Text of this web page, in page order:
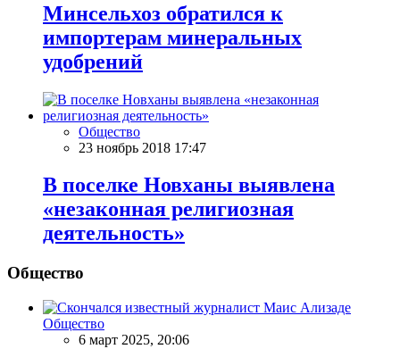
Минсельхоз обратился к
импортерам минеральных
удобрений
Общество
23 ноябрь 2018 17:47
В поселке Новханы выявлена
«незаконная религиозная
деятельность»
Общество
Общество
6 март 2025, 20:06